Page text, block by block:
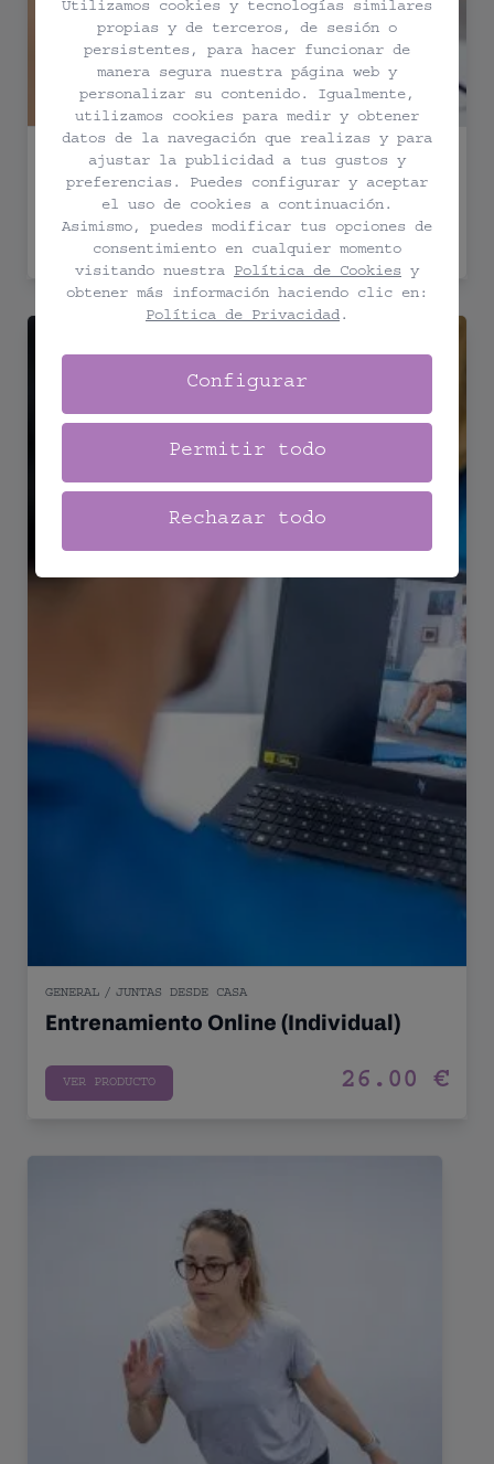
JUNTAS DESDE CASA
Entrenamiento Online (Pareja)
VER PRODUCTO 36.00 €
GENERAL / JUNTAS DESDE CASA
Entrenamiento Online (Individual)
VER PRODUCTO 26.00 €
Utilizamos cookies y tecnologías similares
propias y de terceros, de sesión o
persistentes, para hacer funcionar de
manera segura nuestra página web y
personalizar su contenido. Igualmente,
utilizamos cookies para medir y obtener
datos de la navegación que realizas y para
ajustar la publicidad a tus gustos y
preferencias. Puedes configurar y aceptar
el uso de cookies a continuación.
Asimismo, puedes modificar tus opciones de
consentimiento en cualquier momento
visitando nuestra Política de Cookies y
obtener más información haciendo clic en:
Política de Privacidad .
Configurar
Permitir todo
Rechazar todo